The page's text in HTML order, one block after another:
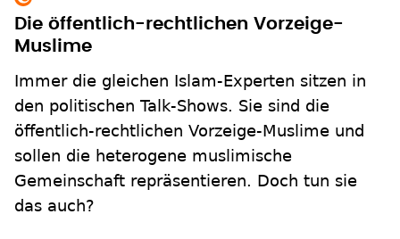
Die öffentlich-rechtlichen Vorzeige-
Muslime
Immer die gleichen Islam-Experten sitzen in
den politischen Talk-Shows. Sie sind die
öffentlich-rechtlichen Vorzeige-Muslime und
sollen die heterogene muslimische
Gemeinschaft repräsentieren. Doch tun sie
das auch?